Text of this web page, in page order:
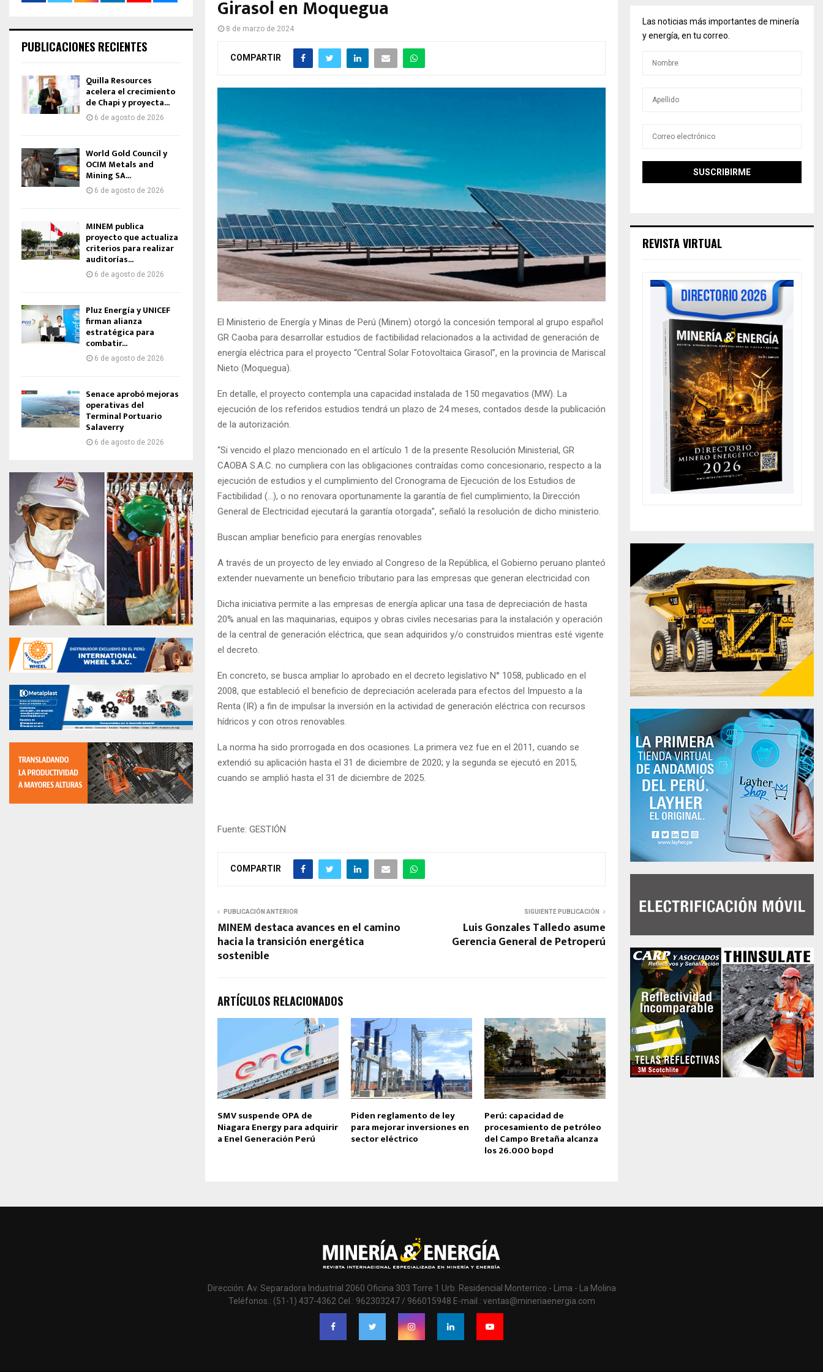
Girasol en Moquegua
8 de marzo de 2024
COMPARTIR
El Ministerio de Energía y Minas de Perú (Minem) otorgó la concesión temporal al grupo español
GR Caoba para desarrollar estudios de factibilidad relacionados a la actividad de generación de
energía eléctrica para el proyecto “Central Solar Fotovoltaica Girasol”, en la provincia de Mariscal
Nieto (Moquegua).
En detalle, el proyecto contempla una capacidad instalada de 150 megavatios (MW). La
ejecución de los referidos estudios tendrá un plazo de 24 meses, contados desde la publicación
de la autorización.
“Si vencido el plazo mencionado en el artículo 1 de la presente Resolución Ministerial, GR
CAOBA S.A.C. no cumpliera con las obligaciones contraídas como concesionario, respecto a la
ejecución de estudios y el cumplimiento del Cronograma de Ejecución de los Estudios de
Factibilidad (…), o no renovara oportunamente la garantía de fiel cumplimiento; la Dirección
General de Electricidad ejecutará la garantía otorgada”, señaló la resolución de dicho ministerio.
Buscan ampliar beneficio para energías renovables
A través de un proyecto de ley enviado al Congreso de la República, el Gobierno peruano planteó
extender nuevamente un beneficio tributario para las empresas que generan electricidad con
Dicha iniciativa permite a las empresas de energía aplicar una tasa de depreciación de hasta
20% anual en las maquinarias, equipos y obras civiles necesarias para la instalación y operación
de la central de generación eléctrica, que sean adquiridos y/o construidos mientras esté vigente
el decreto.
En concreto, se busca ampliar lo aprobado en el decreto legislativo N° 1058, publicado en el
2008, que estableció el beneficio de depreciación acelerada para efectos del Impuesto a la
Renta (IR) a fin de impulsar la inversión en la actividad de generación eléctrica con recursos
hídricos y con otros renovables.
La norma ha sido prorrogada en dos ocasiones. La primera vez fue en el 2011, cuando se
extendió su aplicación hasta el 31 de diciembre de 2020; y la segunda se ejecutó en 2015,
cuando se amplió hasta el 31 de diciembre de 2025.
Fuente: GESTIÓN
COMPARTIR
PUBLICACIÓN ANTERIOR
MINEM destaca avances en el camino
hacia la transición energética
sostenible
SIGUIENTE PUBLICACIÓN
Luis Gonzales Talledo asume
Gerencia General de Petroperú
ARTÍCULOS RELACIONADOS
SMV suspende OPA de
Niagara Energy para adquirir
a Enel Generación Perú
Piden reglamento de ley
para mejorar inversiones en
sector eléctrico
Perú: capacidad de
procesamiento de petróleo
del Campo Bretaña alcanza
los 26.000 bopd
PUBLICACIONES RECIENTES
Quilla Resources
acelera el crecimiento
de Chapi y proyecta...
6 de agosto de 2026
World Gold Council y
OCIM Metals and
Mining SA...
6 de agosto de 2026
MINEM publica
proyecto que actualiza
criterios para realizar
auditorías...
6 de agosto de 2026
Pluz Energía y UNICEF
firman alianza
estratégica para
combatir...
6 de agosto de 2026
Senace aprobó mejoras
operativas del
Terminal Portuario
Salaverry
6 de agosto de 2026
Las noticias más importantes de minería
y energía, en tu correo.
REVISTA VIRTUAL
Dirección: Av. Separadora Industrial 2060 Oficina 303 Torre 1 Urb. Residencial Monterrico - Lima - La Molina
Teléfonos.: (51-1) 437-4362 Cel.: 962303247 / 966015948 E-mail.: ventas@mineriaenergia.com